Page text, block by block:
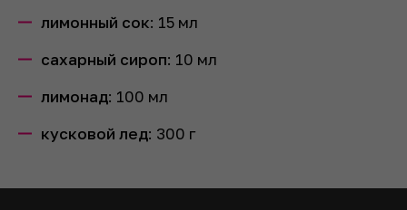
лимонный сок: 15 мл
сахарный сироп: 10 мл
лимонад: 100 мл
кусковой лед: 300 г